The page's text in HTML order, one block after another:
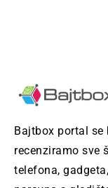
Bajtbox portal
recenziramo sve
telefona,